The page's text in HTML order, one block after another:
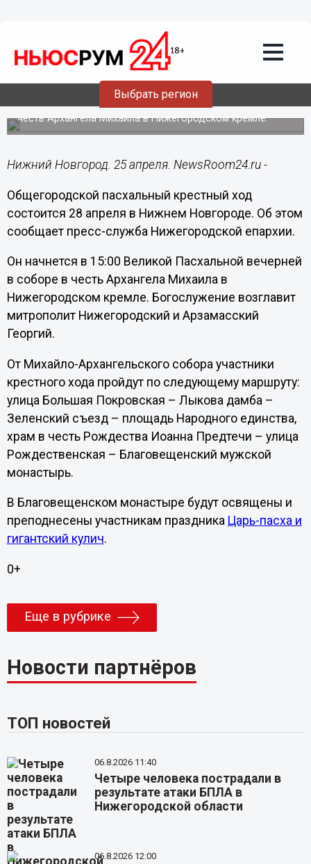
Выбрать регион
Общегородской пасхальный крестный
ход состоится 28 апреля в Нижнем
Новгороде
Участники крестного хода отправятся в путь от собора в
честь Архангела Михаила в Нижегородском кремле.
Нижний Новгород. 25 апреля. NewsRoom24.ru -
Общегородской пасхальный крестный ход
состоится 28 апреля в Нижнем Новгороде. Об этом
сообщает пресс-служба Нижегородской епархии.
Он начнется в 15:00 Великой Пасхальной вечерней
в соборе в честь Архангела Михаила в
Нижегородском кремле. Богослужение возглавит
митрополит Нижегородский и Арзамасский
Георгий.
От Михайло-Архангельского собора участники
крестного хода пройдут по следующему маршруту:
улица Большая Покровская – Лыкова дамба –
Зеленский съезд – площадь Народного единства,
храм в честь Рождества Иоанна Предтечи – улица
Рождественская – Благовещенский мужской
монастырь.
В Благовещенском монастыре будут освящены и
преподнесены участникам праздника Царь-пасха и
гигантский кулич.
0+
Еще в рубрике
Новости партнёров
ТОП новостей
06.8.2026 11:40
Четыре человека пострадали в
результате атаки БПЛА в
Нижегородской области
06.8.2026 12:00